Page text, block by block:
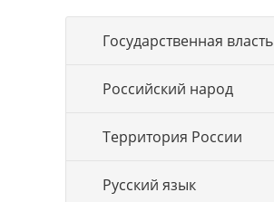
Государственная власть
Российский народ
Территория России
Русский язык